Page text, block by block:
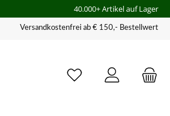
40.000+ Artikel auf Lager
Versandkostenfrei ab € 150,- Bestellwert